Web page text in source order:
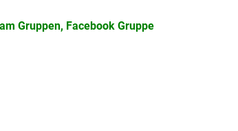
Gruppen, Facebook Gruppe